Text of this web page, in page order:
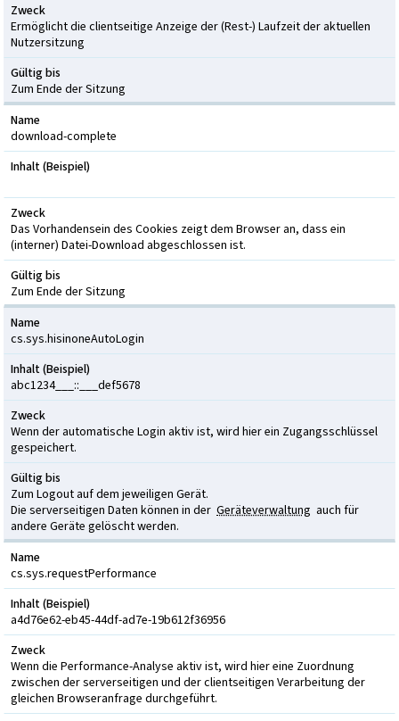
Zweck
Ermöglicht die clientseitige Anzeige der (Rest-) Laufzeit der aktuellen
Nutzersitzung
Gültig bis
Zum Ende der Sitzung
Name
download-complete
Inhalt (Beispiel)
Zweck
Das Vorhandensein des Cookies zeigt dem Browser an, dass ein
(interner) Datei-Download abgeschlossen ist.
Gültig bis
Zum Ende der Sitzung
Name
cs.sys.hisinoneAutoLogin
Inhalt (Beispiel)
abc1234___::___def5678
Zweck
Wenn der automatische Login aktiv ist, wird hier ein Zugangsschlüssel
gespeichert.
Gültig bis
Zum Logout auf dem jeweiligen Gerät.
Die serverseitigen Daten können in der Geräteverwaltung auch für
andere Geräte gelöscht werden.
Name
cs.sys.requestPerformance
Inhalt (Beispiel)
a4d76e62-eb45-44df-ad7e-19b612f36956
Zweck
Wenn die Performance-Analyse aktiv ist, wird hier eine Zuordnung
zwischen der serverseitigen und der clientseitigen Verarbeitung der
gleichen Browseranfrage durchgeführt.